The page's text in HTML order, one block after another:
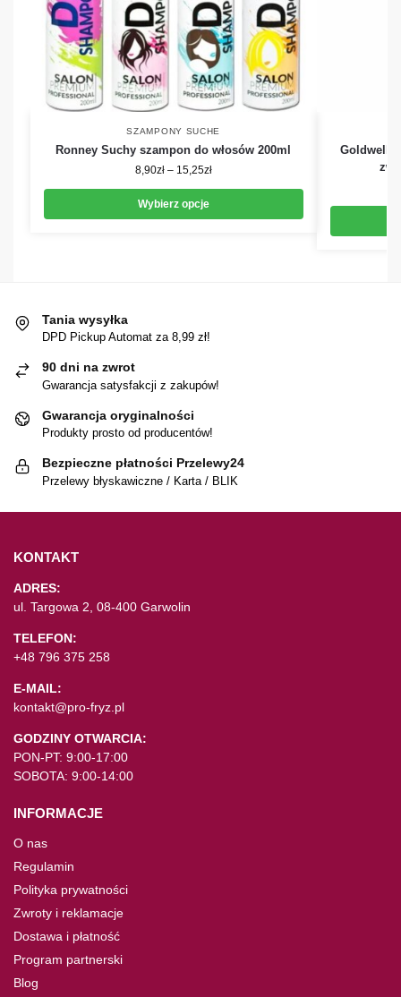
SZAMPONY SUCHE
Ronney Suchy szampon do włosów 200ml
8,90zł – 15,25zł
Wybierz opcje
Goldwell
Tania wysyłka
DPD Pickup Automat za 8,99 zł!
90 dni na zwrot
Gwarancja satysfakcji z zakupów!
Gwarancja oryginalności
Produkty prosto od producentów!
Bezpieczne płatności Przelewy24
Przelewy błyskawiczne / Karta / BLIK
KONTAKT
ADRES:
ul. Targowa 2, 08-400 Garwolin
TELEFON:
+48 796 375 258
E-MAIL:
kontakt@pro-fryz.pl
GODZINY OTWARCIA:
PON-PT: 9:00-17:00
SOBOTA: 9:00-14:00
INFORMACJE
O nas
Regulamin
Polityka prywatności
Zwroty i reklamacje
Dostawa i płatność
Program partnerski
Blog